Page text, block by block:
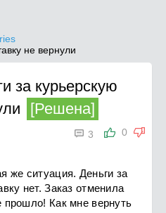
не вернули
за курьерскую
[Решена]
0
 3
же ситуация. Деньги за
нет. Заказ отменила
Как мне вернуть